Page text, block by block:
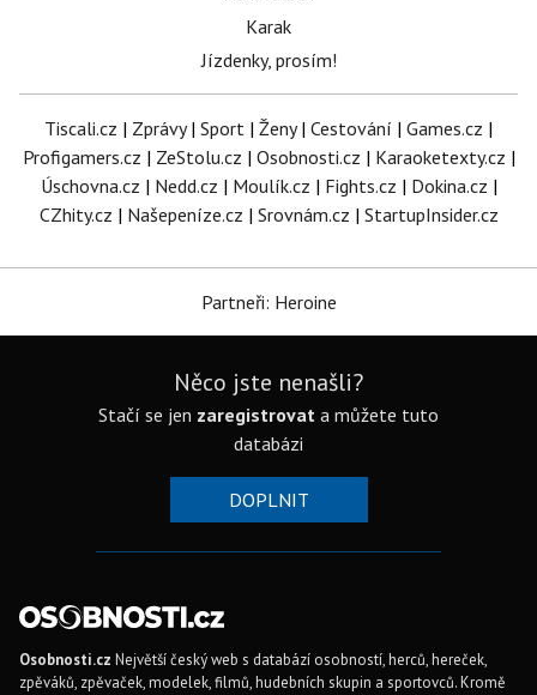
Karak
Jízdenky, prosím!
Tiscali.cz | Zprávy| Sport | Ženy| Cestování | Games.cz |
Profigamers.cz | ZeStolu.cz | Osobnosti.cz | Karaoketexty.cz |
Úschovna.cz | Nedd.cz | Moulík.cz | Fights.cz | Dokina.cz |
CZhity.cz | Našepeníze.cz | Srovnám.cz | StartupInsider.cz
Partneři: Heroine
Něco jste nenašli?
Stačí se jen zaregistrovat a můžete tuto
databázi
DOPLNIT
Osobnosti.cz Největší český web s databází osobností, herců, hereček,
zpěváků, zpěvaček, modelek, filmů, hudebních skupin a sportovců. Kromě